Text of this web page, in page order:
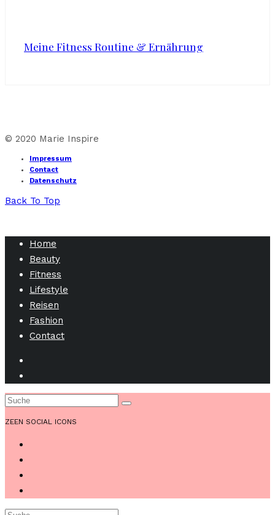
Meine Fitness Routine & Ernährung
© 2020 Marie Inspire
Impressum
Contact
Datenschutz
Back To Top
Home
Beauty
Fitness
Lifestyle
Reisen
Fashion
Contact
ZEEN SOCIAL ICONS